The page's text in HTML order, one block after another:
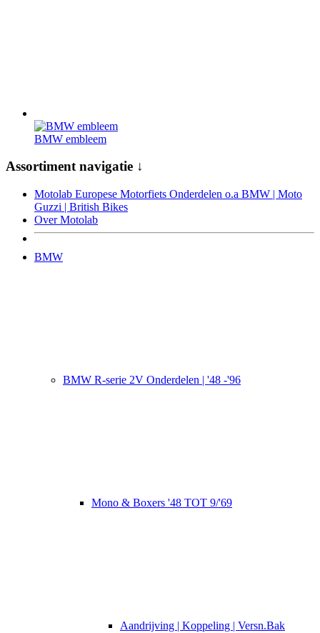
BMW embleem
Assortiment navigatie ↓
Motolab Europese Motorfiets Onderdelen o.a BMW | Moto
Guzzi | British Bikes
Over Motolab
BMW
BMW R-serie 2V Onderdelen | '48 -'96
Mono & Boxers '48 TOT 9/'69
Aandrijving | Koppeling | Versn.Bak